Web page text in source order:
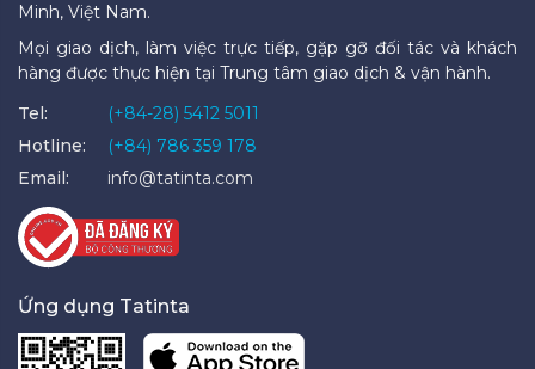
Minh, Việt Nam.
Mọi giao dịch, làm việc trực tiếp, gặp gỡ đối tác và khách
hàng được thực hiện tại Trung tâm giao dịch & vận hành.
Tel:
(+84-28) 5412 5011
Hotline:
(+84) 786 359 178
Email:
info@tatinta.com
Ứng dụng Tatinta